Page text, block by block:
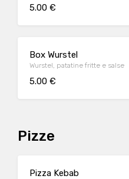
5.00 €
Box Wurstel
Wurstel, patatine fritte e salse
5.00 €
Pizze
Pizza Kebab